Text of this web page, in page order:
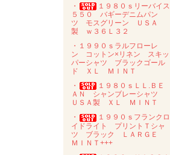
・
１９８０ｓリーバイス
５５０ バギーデニムパン
ツ モスグリーン ＵＳＡ
製 ｗ３６Ｌ３２
・１９９０ｓラルフローレ
ン コットン×リネン スキッ
パーシャツ ブラックゴール
ド ＸＬ ＭＩＮＴ
・
１９８０ｓＬＬ.ＢＥ
ＡＮ シャンブレーシャツ
ＵＳＡ製 ＸＬ ＭＩＮＴ
・
１９９０ｓフランクロ
イドライト プリントＴシャ
ツ ブラック ＬＡＲＧＥ
ＭＩＮＴ+++